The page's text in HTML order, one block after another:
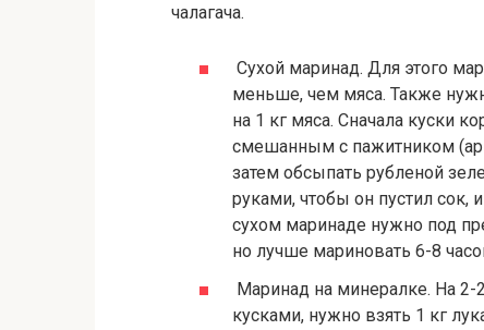
чалагача.
Сухой маринад. Для этого
меньше, чем мяса. Также
на 1 кг мяса. Сначала куски
смешанным с пажитником
затем обсыпать рубленой
руками, чтобы он пустил сок,
сухом маринаде нужно под
но лучше мариновать 6-8
Маринад на минералке. На
кусками, нужно взять 1 кг